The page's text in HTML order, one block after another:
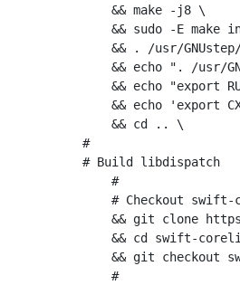
    && make -j8 \
&& sudo -E make
&& . /usr/
&& echo ". /usr/
&& echo "export
&& echo 'export
    && cd .. \
#
# Build libdispatch
    #
# Checkout swift-
&& git clone
&& cd swift-
&& git checkout
    #